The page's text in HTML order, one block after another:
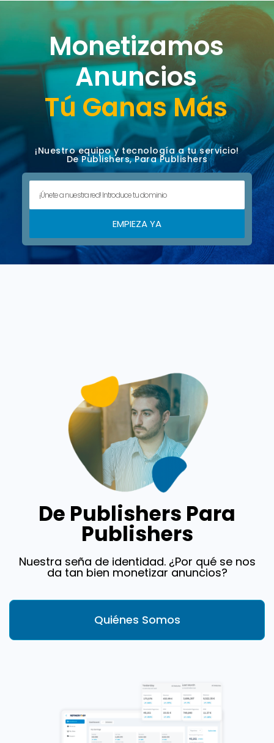
Monetizamos
Anuncios
Tú Ganas Más
¡Nuestro equipo y tecnología a tu servicio!
De Publishers, Para Publishers
EMPIEZA YA
De Publishers Para
Publishers
Nuestra seña de identidad. ¿Por qué se nos
da tan bien monetizar anuncios?
Quiénes Somos